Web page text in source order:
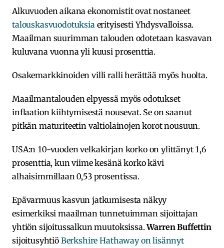
Alkuvuoden aikana ekonomistit ovat nostaneet
talouskasvuodotuksia erityisesti Yhdysvalloissa.
Maailman suurimman talouden odotetaan kasvavan
kuluvana vuonna yli kuusi prosenttia.
Osakemarkkinoiden villi ralli herättää myös huolta.
Maailmantalouden elpyessä myös odotukset
inflaation kiihtymisestä nousevat. Se on saanut
pitkän maturiteetin valtiolainojen korot nousuun.
USA:n 10-vuoden velkakirjan korko on ylittänyt 1,6
prosenttia, kun viime kesänä korko kävi
alhaisimmillaan 0,53 prosentissa.
Epävarmuus kasvun jatkumisesta näkyy
esimerkiksi maailman tunnetuimman sijoittajan
yhtiön sijoitussalkun muutoksissa.Warren Buffettin
sijoitusyhtiö Berkshire Hathaway on lisännyt